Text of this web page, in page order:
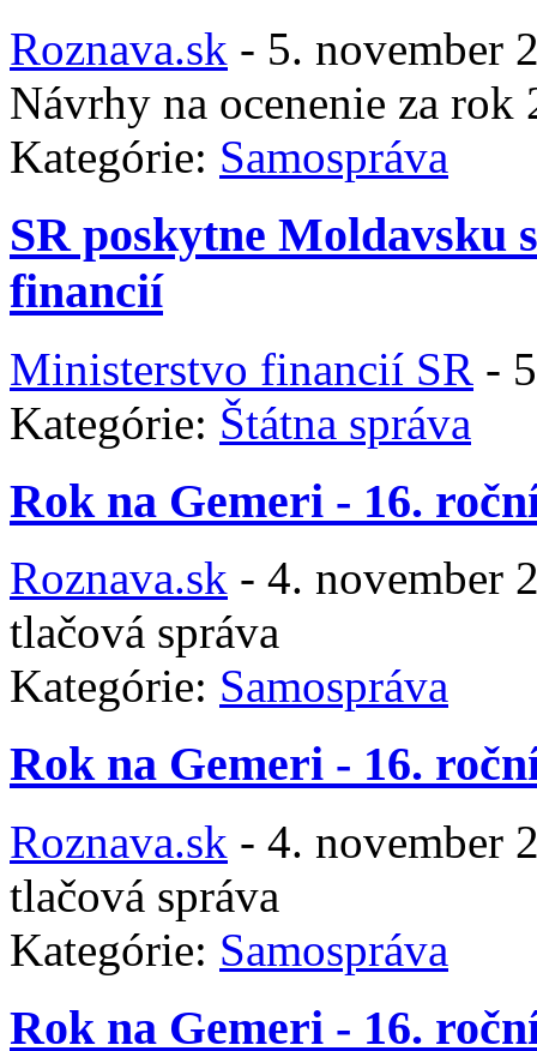
Roznava.sk - 5. november
Návrhy na ocenenie za rok
Kategórie: Samospráva
SR poskytne Moldavsku
financií
Ministerstvo financií SR -
Kategórie: Štátna správa
Rok na Gemeri - 16.
Roznava.sk - 4. november
tlačová správa
Kategórie: Samospráva
Rok na Gemeri - 16.
Roznava.sk - 4. november
tlačová správa
Kategórie: Samospráva
Rok na Gemeri - 16.